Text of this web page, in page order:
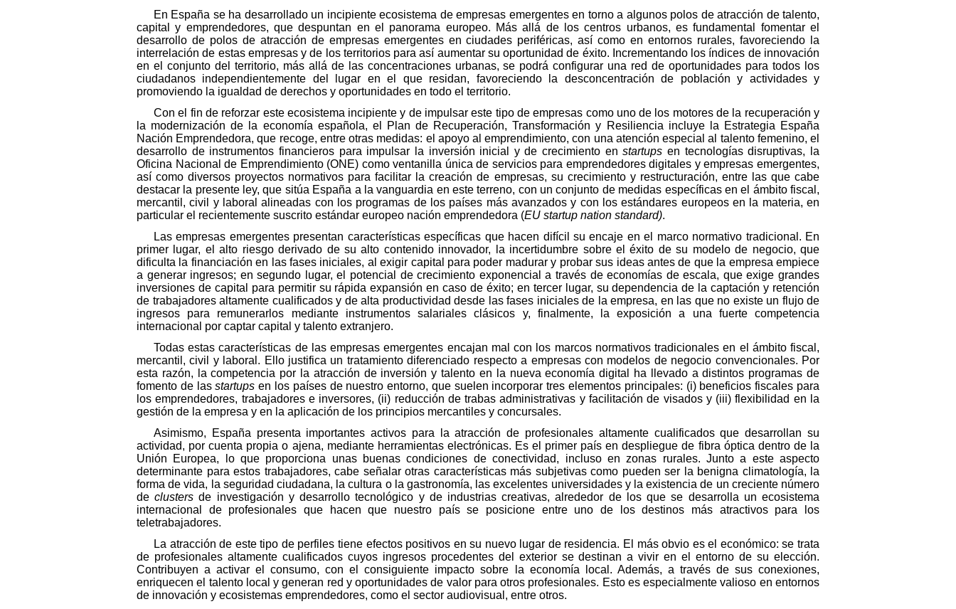
En España se ha desarrollado un incipiente ecosistema de empresas emergentes en torno a algunos polos de atracción de talento,
capital y emprendedores, que despuntan en el panorama europeo. Más allá de los centros urbanos, es fundamental fomentar el
desarrollo de polos de atracción de empresas emergentes en ciudades periféricas, así como en entornos rurales, favoreciendo la
interrelación de estas empresas y de los territorios para así aumentar su oportunidad de éxito. Incrementando los índices de innovación
en el conjunto del territorio, más allá de las concentraciones urbanas, se podrá configurar una red de oportunidades para todos los
ciudadanos independientemente del lugar en el que residan, favoreciendo la desconcentración de población y actividades y
promoviendo la igualdad de derechos y oportunidades en todo el territorio.
Con el fin de reforzar este ecosistema incipiente y de impulsar este tipo de empresas como uno de los motores de la recuperación y
la modernización de la economía española, el Plan de Recuperación, Transformación y Resiliencia incluye la Estrategia España
Nación Emprendedora, que recoge, entre otras medidas: el apoyo al emprendimiento, con una atención especial al talento femenino, el
desarrollo de instrumentos financieros para impulsar la inversión inicial y de crecimiento enstartups en tecnologías disruptivas, la
Oficina Nacional de Emprendimiento (ONE) como ventanilla única de servicios para emprendedores digitales y empresas emergentes,
así como diversos proyectos normativos para facilitar la creación de empresas, su crecimiento y restructuración, entre las que cabe
destacar la presente ley, que sitúa España a la vanguardia en este terreno, con un conjunto de medidas específicas en el ámbito fiscal,
mercantil, civil y laboral alineadas con los programas de los países más avanzados y con los estándares europeos en la materia, en
particular el recientemente suscrito estándar europeo nación emprendedora (EU startup nation standard).
Las empresas emergentes presentan características específicas que hacen difícil su encaje en el marco normativo tradicional. En
primer lugar, el alto riesgo derivado de su alto contenido innovador, la incertidumbre sobre el éxito de su modelo de negocio, que
dificulta la financiación en las fases iniciales, al exigir capital para poder madurar y probar sus ideas antes de que la empresa empiece
a generar ingresos; en segundo lugar, el potencial de crecimiento exponencial a través de economías de escala, que exige grandes
inversiones de capital para permitir su rápida expansión en caso de éxito; en tercer lugar, su dependencia de la captación y retención
de trabajadores altamente cualificados y de alta productividad desde las fases iniciales de la empresa, en las que no existe un flujo de
ingresos para remunerarlos mediante instrumentos salariales clásicos y, finalmente, la exposición a una fuerte competencia
internacional por captar capital y talento extranjero.
Todas estas características de las empresas emergentes encajan mal con los marcos normativos tradicionales en el ámbito fiscal,
mercantil, civil y laboral. Ello justifica un tratamiento diferenciado respecto a empresas con modelos de negocio convencionales. Por
esta razón, la competencia por la atracción de inversión y talento en la nueva economía digital ha llevado a distintos programas de
fomento de lasstartups en los países de nuestro entorno, que suelen incorporar tres elementos principales: (i) beneficios fiscales para
los emprendedores, trabajadores e inversores, (ii) reducción de trabas administrativas y facilitación de visados y (iii) flexibilidad en la
gestión de la empresa y en la aplicación de los principios mercantiles y concursales.
Asimismo, España presenta importantes activos para la atracción de profesionales altamente cualificados que desarrollan su
actividad, por cuenta propia o ajena, mediante herramientas electrónicas. Es el primer país en despliegue de fibra óptica dentro de la
Unión Europea, lo que proporciona unas buenas condiciones de conectividad, incluso en zonas rurales. Junto a este aspecto
determinante para estos trabajadores, cabe señalar otras características más subjetivas como pueden ser la benigna climatología, la
forma de vida, la seguridad ciudadana, la cultura o la gastronomía, las excelentes universidades y la existencia de un creciente número
declusters de investigación y desarrollo tecnológico y de industrias creativas, alrededor de los que se desarrolla un ecosistema
internacional de profesionales que hacen que nuestro país se posicione entre uno de los destinos más atractivos para los
teletrabajadores.
La atracción de este tipo de perfiles tiene efectos positivos en su nuevo lugar de residencia. El más obvio es el económico: se trata
de profesionales altamente cualificados cuyos ingresos procedentes del exterior se destinan a vivir en el entorno de su elección.
Contribuyen a activar el consumo, con el consiguiente impacto sobre la economía local. Además, a través de sus conexiones,
enriquecen el talento local y generan red y oportunidades de valor para otros profesionales. Esto es especialmente valioso en entornos
de innovación y ecosistemas emprendedores, como el sector audiovisual, entre otros.